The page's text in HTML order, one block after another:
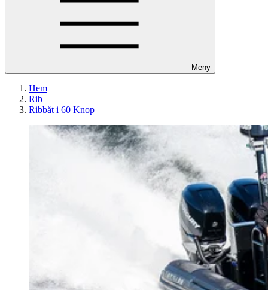
Meny
Hem
Rib
Ribbåt i 60 Knop